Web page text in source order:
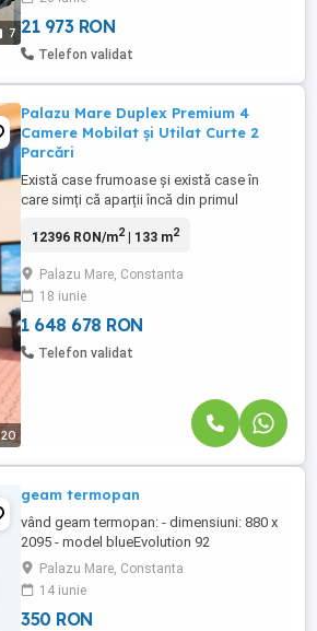
7 21 973 RON
Telefon validat
20
Palazu Mare Duplex Premium 4
Camere Mobilat și Utilat Curte 2
Parcări
Există case frumoase și există case în
care simți că aparții încă din primul
Situată în Palazu Mare, într-o zonă nouă și
de un amplasament excelent, pe o stradă
cu trafic redus, unde predomină liniștea și
confortul specific ...
12396 RON/m2| 133 m2
Palazu Mare, Constanta
18 iunie
1 648 678 RON
Telefon validat
geam termopan
vând geam termopan: - dimensiuni: 880 x
2095 - model blueEvolution 92
Salamander - culoare - nuc - coef. transfer
termic = 0,76 W m2k - geam - Lowe 4 -
Argon WarmEdge Negru Fext 3 foi -
bonus: 2 buc. geam 1000 x 585 (fără
Palazu Mare, Constanta
14 iunie
350 RON